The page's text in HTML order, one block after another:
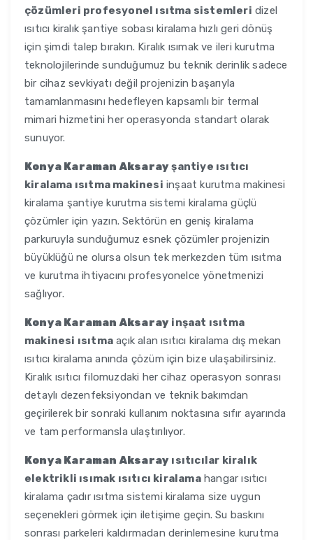
çözümleri profesyonel ısıtma sistemleri dizel
ısıtıcı kiralık şantiye sobası kiralama hızlı geri dönüş
için şimdi talep bırakın. Kiralık ısımak ve ileri kurutma
teknolojilerinde sunduğumuz bu teknik derinlik sadece
bir cihaz sevkiyatı değil projenizin başarıyla
tamamlanmasını hedefleyen kapsamlı bir termal
mimari hizmetini her operasyonda standart olarak
sunuyor.
Konya Karaman Aksarayşantiye ısıtıcı
kiralama ısıtma makinesi inşaat kurutma makinesi
kiralama şantiye kurutma sistemi kiralama güçlü
çözümler için yazın. Sektörün en geniş kiralama
parkuruyla sunduğumuz esnek çözümler projenizin
büyüklüğü ne olursa olsun tek merkezden tüm ısıtma
ve kurutma ihtiyacını profesyonelce yönetmenizi
sağlıyor.
Konya Karaman Aksaray inşaat ısıtma
makinesi ısıtma açık alan ısıtıcı kiralama dış mekan
ısıtıcı kiralama anında çözüm için bize ulaşabilirsiniz.
Kiralık ısıtıcı filomuzdaki her cihaz operasyon sonrası
detaylı dezenfeksiyondan ve teknik bakımdan
geçirilerek bir sonraki kullanım noktasına sıfır ayarında
ve tam performansla ulaştırılıyor.
Konya Karaman Aksaray ısıtıcılar kiralık
elektrikli ısımak ısıtıcı kiralamahangar ısıtıcı
kiralama çadır ısıtma sistemi kiralama size uygun
seçenekleri görmek için iletişime geçin. Su baskını
sonrası parkeleri kaldırmadan derinlemesine kurutma